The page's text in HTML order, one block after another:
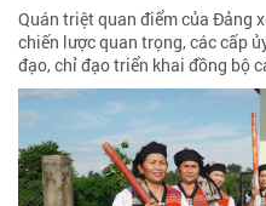
Quán triệt quan điểm của Đảng
chiến lược quan trọng, các cấp
đạo, chỉ đạo triển khai đồng bộ